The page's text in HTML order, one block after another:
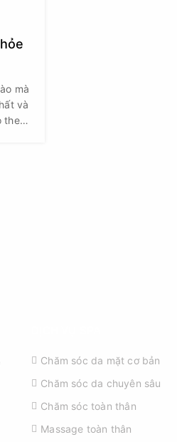
mà
và
then
Chăm sóc da mặt cơ bản
Chăm sóc da chuyên sâu
Chăm sóc toàn thân
Massage toàn thân